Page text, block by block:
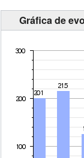
Gráfica de